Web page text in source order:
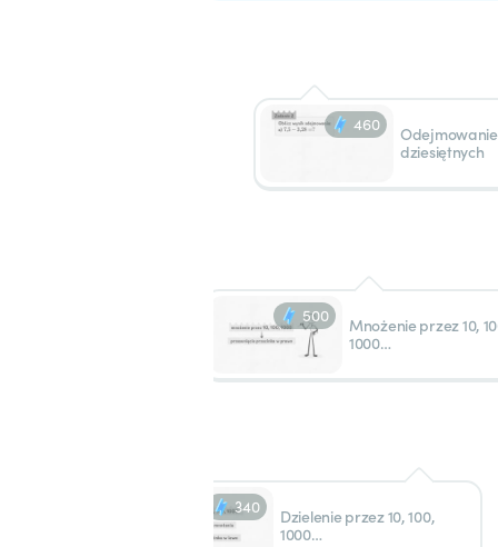
460
dziesiętnych
500
Mnożenie przez 10,
1000…
340
Dzielenie przez 10, 100,
1000…